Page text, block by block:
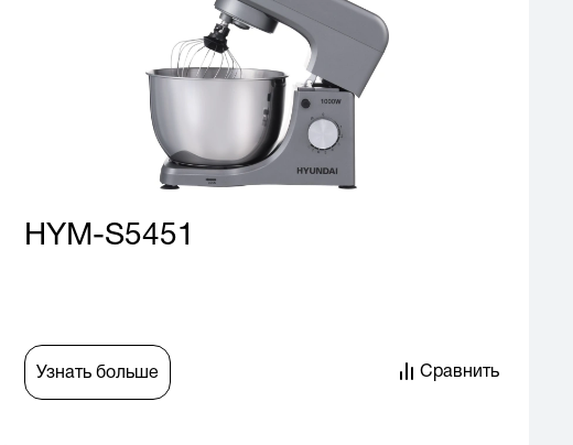
HYM-S5451
Узнать больше Сравнить